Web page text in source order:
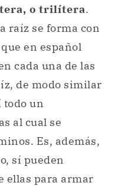
o trilítera.
raíz se forma con
en español
cada una de las
de modo similar
todo un
al cual se
Es, además,
sí pueden
ellas para armar